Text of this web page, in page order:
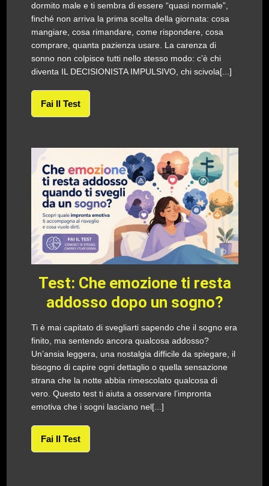
dormito male e ti sembra di essere “quasi normale”,
finché non arriva la prima scelta della giornata: cosa
mangiare, cosa rimandare, come rispondere, cosa
comprare, quanta pazienza usare. La carenza di
sonno non colpisce tutti nello stesso modo: c’è chi
diventa IL DECISIONISTA IMPULSIVO, chi scivola[...]
Fai Il Test
Test: Che emozione ti resta
addosso dopo un sogno?
Ti è mai capitato di svegliarti sapendo che il sogno era
finito, ma sentendo ancora qualcosa addosso?
Un’ansia leggera, una nostalgia difficile da spiegare, il
bisogno di capire ogni dettaglio o quella sensazione
strana che la notte abbia rimescolato qualcosa di
vero. Questo test ti aiuta a osservare l’impronta
emotiva che i sogni lasciano nel[...]
Fai Il Test